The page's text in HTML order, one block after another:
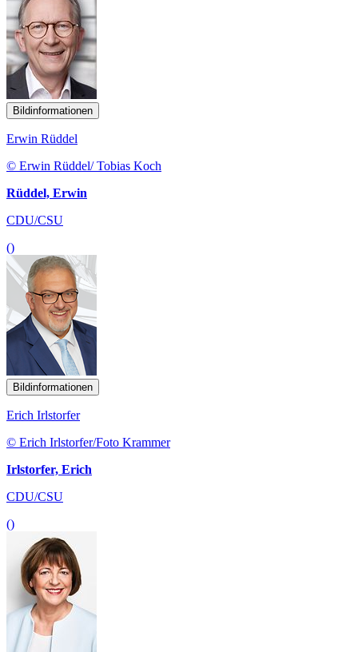
Bildinformationen
Erwin Rüddel
© Erwin Rüddel/ Tobias Koch
Rüddel, Erwin
CDU/CSU
()
Bildinformationen
Erich Irlstorfer
© Erich Irlstorfer/Foto Krammer
Irlstorfer, Erich
CDU/CSU
()